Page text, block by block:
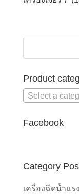
Product
Select a
Facebook
Category
เครื่องฉีดน้ำแ